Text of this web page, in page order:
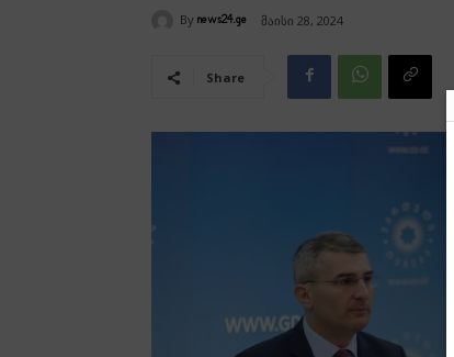
By news24.ge მაისი 28, 2024
Share